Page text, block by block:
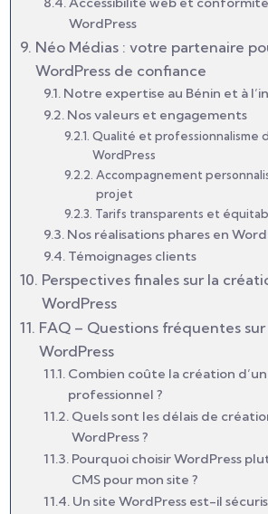
WordPress
Néo Médias : votre partenaire
WordPress de confiance
Notre expertise au Bénin et à
Nos valeurs et engagements
Qualité et professionnalisme
WordPress
Accompagnement
projet
Tarifs transparents et
Nos réalisations phares en
Témoignages clients
Perspectives finales sur la
WordPress
FAQ – Questions fréquentes sur
WordPress
Combien coûte la création
professionnel ?
Quels sont les délais de
WordPress ?
Pourquoi choisir WordPress
CMS pour mon site ?
Un site WordPress est-il